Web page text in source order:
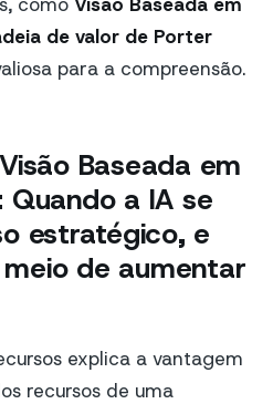
de valor de Porter
para a compreensão.
Baseada em
Quando a IA se
estratégico, e
de aumentar
explica a vantagem
recursos de uma